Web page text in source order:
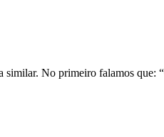
No primeiro falamos que: